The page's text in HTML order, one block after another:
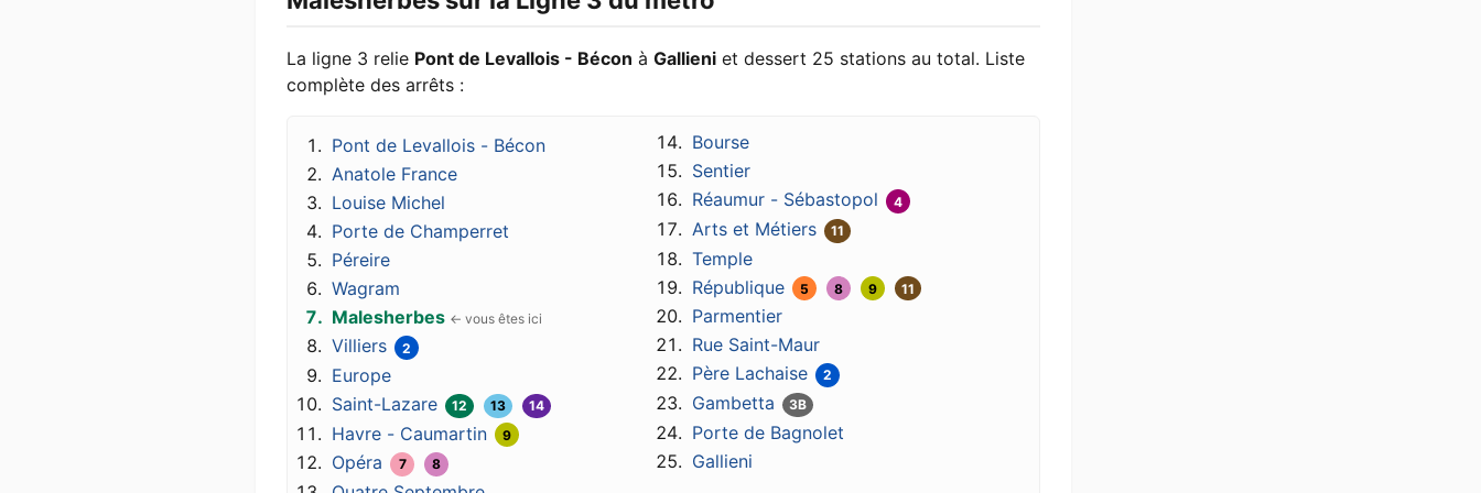
La ligne 3 relie Pont de Levallois - Bécon à Gallieni et dessert 25 stations au total. Liste
complète des arrêts :
Pont de Levallois - Bécon
Anatole France
Louise Michel
Porte de Champerret
Péreire
Wagram
Malesherbes
Villiers
2
Europe
Saint-Lazare
12 13 14
Havre - Caumartin 9
Opéra 7 8
Bourse
Sentier
Réaumur - Sébastopol
4
Arts et Métiers 11
Temple
République
5 8 9 11
Parmentier
Rue Saint-Maur
Père Lachaise
2
Gambetta 3B
Porte de Bagnolet
Gallieni